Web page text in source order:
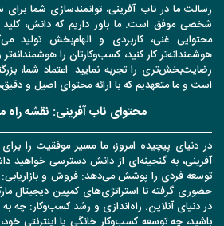
رسالت ما در ناب آفرینی، توانمندسازی شما
شخصی موفق است. ما باور داریم که دانش،
محتوایی غنی، کاربردی و الهام‌بخش تولید
هوشمندانه‌تر کار کنید، کسب‌وکارتان را
رضایت‌بخش‌تری را تجربه نمایید. اعتماد شما،
است و ما متعهدیم که با ارائه محتوای اصیل و
محتوای ناب آفرینی: نقشه
در دنیای پیچیده امروز، ما مسیر موفقیت را
آفرینی، به گنجینه‌ای از دانش دسترسی خواهید
توسعه فردی را پوشش می‌دهد: فروش و
حضوری گرفته تا استراتژی‌های کمپین دیجیتال
در دنیای آنلاین. راه‌اندازی و رشد کسب‌وکار: چه به
باشید، چه توسعه کسب‌وکار خانگی یا اینترنتی